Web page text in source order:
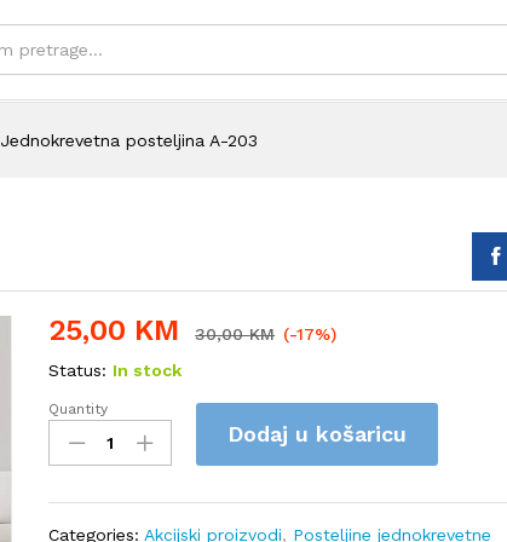
Jednokrevetna posteljina A-203
25,00 KM 30,00KM (-17%)
Status: In stock
Jednokrevetna
posteljina
A-
Quantity
Dodaj u košaricu
Categories:Akcijski proizvodi, Posteljine jednokrevetne